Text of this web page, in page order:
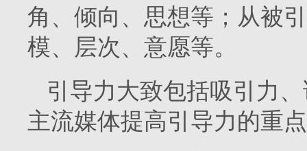
角、倾向、思想等；从被
模、层次、意愿等。
引导力大致包括吸引力
主流媒体提高引导力的重